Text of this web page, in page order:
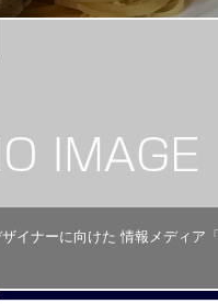
イナーに向けた 情報メディア